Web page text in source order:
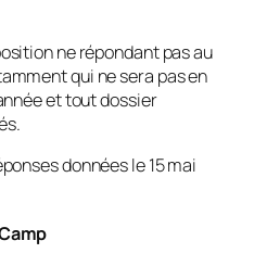
ne répondant pas au
qui ne sera pas en
et tout dossier
données le 15 mai